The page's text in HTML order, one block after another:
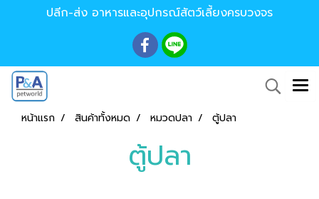
ปลีก-ส่ง อาหารและอุปกรณ์สัตว์เลี้ยงครบวงจร
หน้าแรก สินค้าทั้งหมด หมวดปลา ตู้ปลา
ตู้ปลา